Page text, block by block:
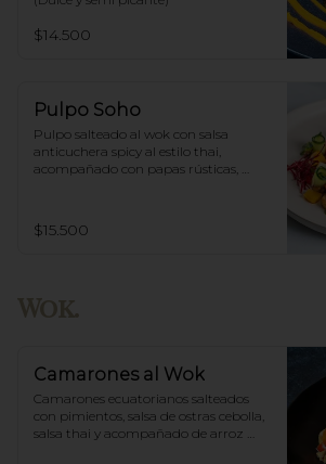
$14.500
Pulpo Soho
Pulpo salteado al wok con salsa
anticuchera spicy al estilo thai,
acompañado con papas rústicas,
$15.500
Camarones al Wok
Camarones ecuatorianos salteados
con pimientos, salsa de ostras cebolla,
salsa thai y acompañado de arroz